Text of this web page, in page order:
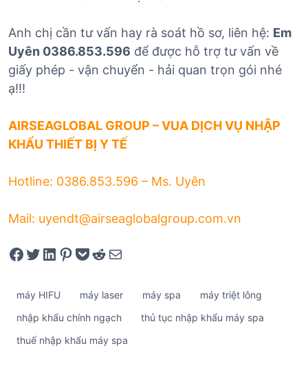
Anh chị cần tư vấn hay rà soát hồ sơ, liên hệ: Em
Uyên 0386.853.596 để được hỗ trợ tư vấn về
giấy phép - vận chuyển - hải quan trọn gói nhé
ạ!!!
AIRSEAGLOBAL GROUP – VUA DỊCH VỤ NHẬP
KHẨU THIẾT BỊ Y TẾ
Hotline: 0386.853.596 – Ms. Uyên
Mail: uyendt@airseaglobalgroup.com.vn
Share on Facebook Tweet on Twitter Share on LinkedIn Pin on Pinterest Save to pocket Share on Reddit Share via Email
máy HIFU máy laser máy spa
máy triệt lông
nhập khẩu chính ngạch
thủ tục nhập khẩu máy spa
thuế nhập khẩu máy spa